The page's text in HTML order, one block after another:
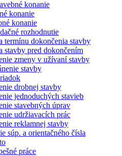
konanie
konanie
konanie
rozhodnutie
termínu dokončenia stavby
stavby pred dokončením
zmeny v užívaní stavby
stavby
drobnej stavby
jednoduchých stavieb
stavebných úprav
udržiavacích prác
reklamnej stavby
súp. a orientačného čísla
práce